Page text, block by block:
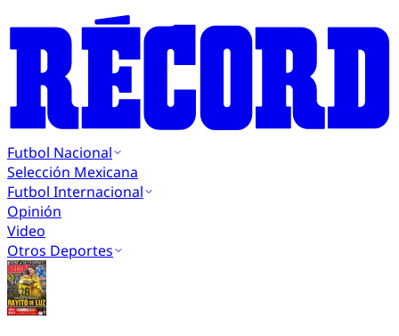
Futbol Nacional
Selección Mexicana
Futbol Internacional
Opinión
Video
Otros Deportes